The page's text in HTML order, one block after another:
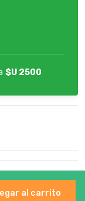
$U 2500
al carrito